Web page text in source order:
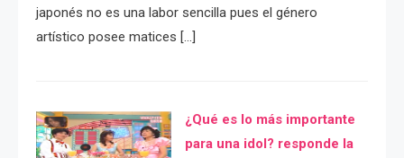
japonés no es una labor sencilla pues el género
artístico posee matices […]
¿Qué es lo más importante
para una idol? responde la